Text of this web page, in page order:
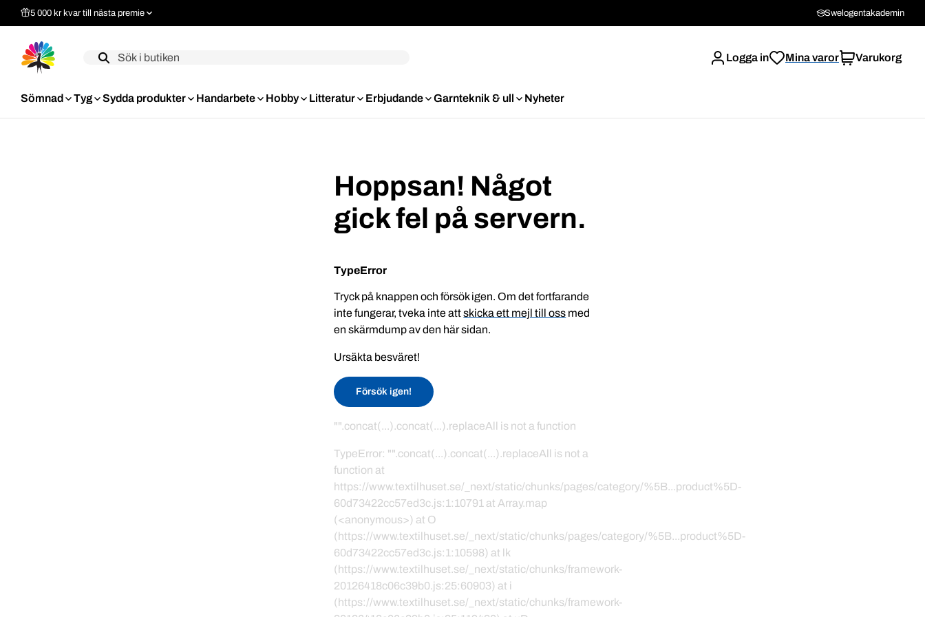
5 000 kr kvar till nästa premie Swelogentakademin
Label Logga in Mina varor Varukorg
Sömnad Tyg Sydda produkter Handarbete Hobby Litteratur Erbjudande Garnteknik & ull Nyheter
Hoppsan! Något
gick fel på servern.
TypeError
Tryck på knappen och försök igen. Om det fortfarande
inte fungerar, tveka inte attskicka ett mejl till oss med
en skärmdump av den här sidan.
Ursäkta besväret!
Försök igen!
"".concat(...).concat(...).replaceAll is not a function
TypeError: "".concat(...).concat(...).replaceAll is not a
function at
https://www.textilhuset.se/_next/static/chunks/pages/category/%5B...product%5D-
60d73422cc57ed3c.js:1:10791 at Array.map
(<anonymous>) at O
(https://www.textilhuset.se/_next/static/chunks/pages/category/%5B...product%5D-
60d73422cc57ed3c.js:1:10598) at lk
(https://www.textilhuset.se/_next/static/chunks/framework-
20126418c06c39b0.js:25:60903) at i
(https://www.textilhuset.se/_next/static/chunks/framework-